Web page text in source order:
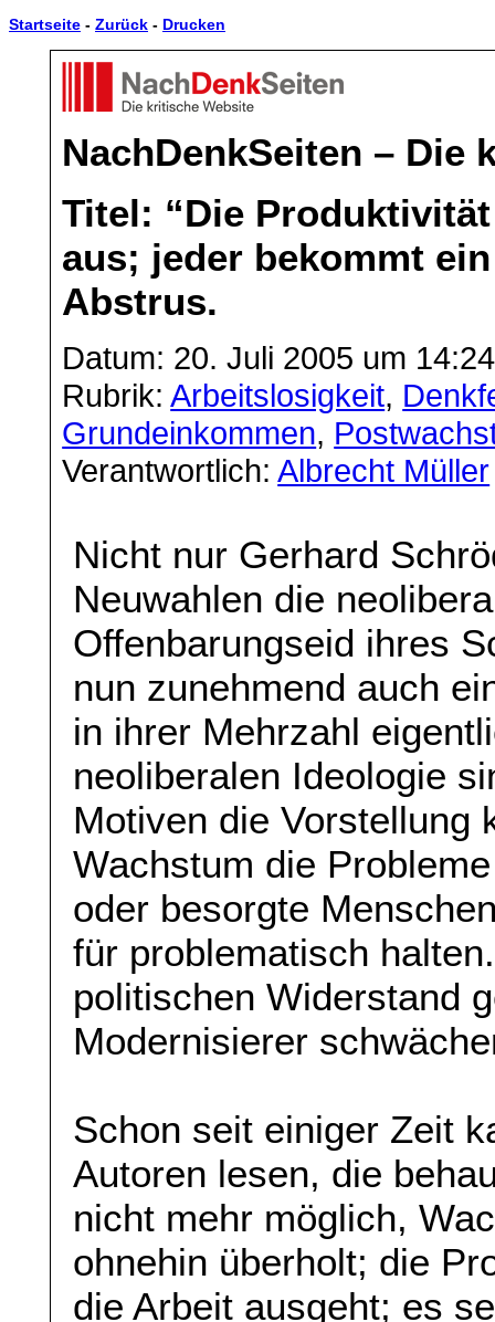
Startseite - Zurück - Drucken
NachDenkSeiten – Die
Titel: “Die
aus; jeder bekommt
Abstrus.
Datum: 20. Juli 2005 um
Rubrik:Arbeitslosigkeit,
Grundeinkommen,
Verantwortlich:Albrecht Müller
Nicht nur Gerhard
Neuwahlen die
Offenbarungseid ihres
nun zunehmend auch
in ihrer Mehrzahl
neoliberalen Ideologie
Motiven die Vorstellung
Wachstum die
oder besorgte
für problematisch
politischen Widerstand
Modernisierer
Schon seit einiger Zeit
Autoren lesen, die
nicht mehr möglich,
ohnehin überholt; die
die Arbeit ausgeht; es